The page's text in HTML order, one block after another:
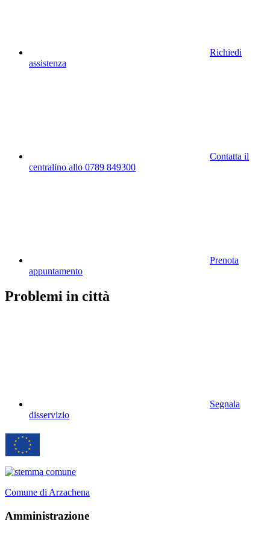
Richiedi
assistenza
Contatta il
centralino allo 0789 849300
Prenota
appuntamento
Problemi in città
Segnala
disservizio
Comune di Arzachena
Amministrazione